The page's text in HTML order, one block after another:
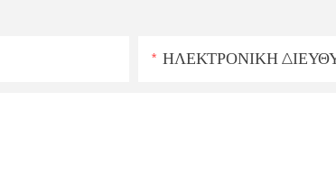
ΗΛΕΚΤΡΟΝΙΚΗ